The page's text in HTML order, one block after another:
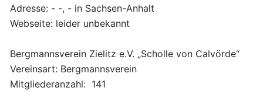
Adresse: - -, - in Sachsen-Anhalt
Webseite: leider unbekannt
Bergmannsverein Zielitz e.V. „Scholle von Calvörde“
Vereinsart: Bergmannsverein
Mitgliederanzahl: 141